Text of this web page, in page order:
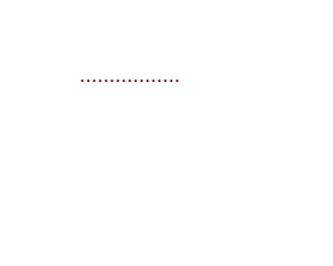
.................